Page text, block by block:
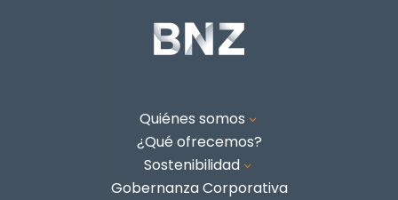
Quiénes somos 3
¿Qué ofrecemos?
Sostenibilidad 3
Gobernanza Corporativa